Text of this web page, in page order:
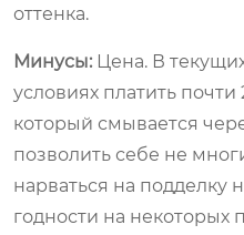
оттенка.
Минусы: Цена. В
условиях платить
который смывается
позволить себе не
нарваться на подделку
годности на некоторых